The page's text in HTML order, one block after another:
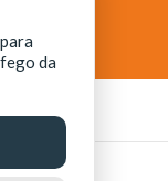
Ciência,
da